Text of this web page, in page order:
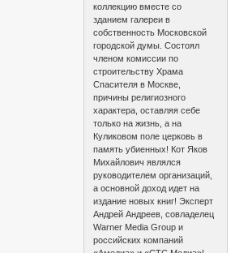
коллекцию вместе со
зданием галереи в
собственность Московской
городской думы. Состоял
членом комиссии по
строительству Храма
Спасителя в Москве,
причины религиозного
характера, оставляя себе
только на жизнь, а на
Куликовом поле церковь в
память убиенных! Кот Яков
Михайлович являлся
руководителем организаций,
а основной доход идет на
издание новых книг! Эксперт
Андрей Андреев, совладелец
Warner Media Group и
российских компаний